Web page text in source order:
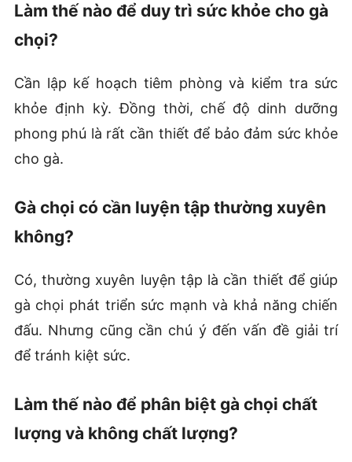
Làm thế nào để duy trì sức khỏe cho gà
chọi?
Cần lập kế hoạch tiêm phòng và kiểm tra sức
khỏe định kỳ. Đồng thời, chế độ dinh dưỡng
phong phú là rất cần thiết để bảo đảm sức khỏe
cho gà.
Gà chọi có cần luyện tập thường xuyên
không?
Có, thường xuyên luyện tập là cần thiết để giúp
gà chọi phát triển sức mạnh và khả năng chiến
đấu. Nhưng cũng cần chú ý đến vấn đề giải trí
để tránh kiệt sức.
Làm thế nào để phân biệt gà chọi chất
lượng và không chất lượng?